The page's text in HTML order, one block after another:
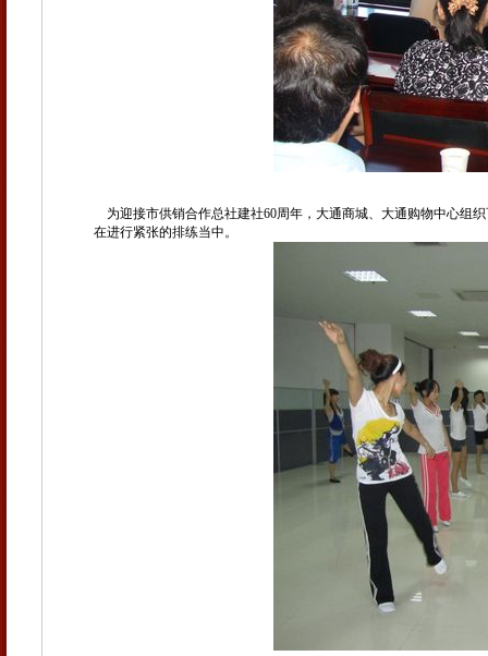
为迎接市供销合作总社建社60周年，大通商城、大通购物中心组
在进行紧张的排练当中。